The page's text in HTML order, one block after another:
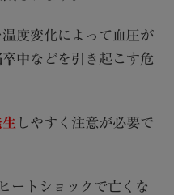
度変化によって血圧が
卒中などを引き起こす危
しやすく注意が必要で
ートショックで亡くな